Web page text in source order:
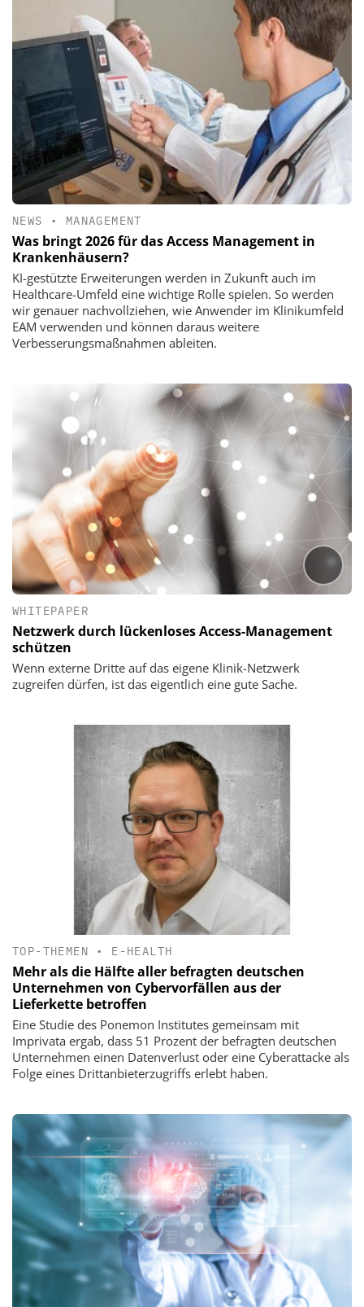
NEWS • MANAGEMENT
Was bringt 2026 für das Access Management in
Krankenhäusern?
KI-gestützte Erweiterungen werden in Zukunft auch im
Healthcare-Umfeld eine wichtige Rolle spielen. So werden
wir genauer nachvollziehen, wie Anwender im Klinikumfeld
EAM verwenden und können daraus weitere
Verbesserungsmaßnahmen ableiten.
WHITEPAPER
Netzwerk durch lückenloses Access-Management
schützen
Wenn externe Dritte auf das eigene Klinik-Netzwerk
zugreifen dürfen, ist das eigentlich eine gute Sache.
TOP-THEMEN • E-HEALTH
Mehr als die Hälfte aller befragten deutschen
Unternehmen von Cybervorfällen aus der
Lieferkette betroffen
Eine Studie des Ponemon Institutes gemeinsam mit
Imprivata ergab, dass 51 Prozent der befragten deutschen
Unternehmen einen Datenverlust oder eine Cyberattacke als
Folge eines Drittanbieterzugriffs erlebt haben.